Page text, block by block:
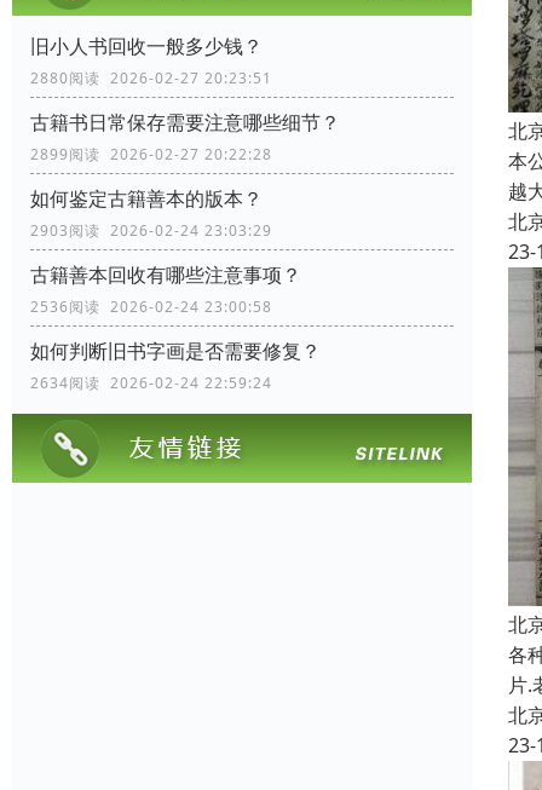
旧小人书回收一般多少钱？
2880阅读 2026-02-27 20:23:51
古籍书日常保存需要注意哪些细节？
2899阅读 2026-02-27 20:22:28
如何鉴定古籍善本的版本？
2903阅读 2026-02-24 23:03:29
古籍善本回收有哪些注意事项？
2536阅读 2026-02-24 23:00:58
如何判断旧书字画是否需要修复？
2634阅读 2026-02-24 22:59:24
北
本
越
北
23-
北
各
片.
北
23-